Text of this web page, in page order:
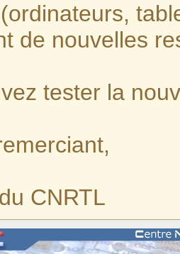
de nouvelles
tester la
CNRTL